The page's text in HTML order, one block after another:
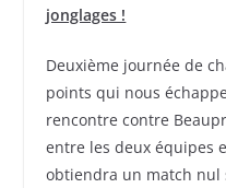
jonglages !
Deuxième journée de
points qui nous
rencontre contre
entre les deux équipes
obtiendra un match nul